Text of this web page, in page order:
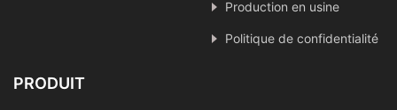
Production en usine
Politique de confidentialité
PRODUIT